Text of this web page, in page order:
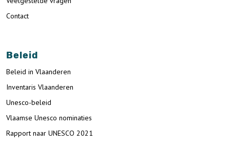
Contact
Beleid
Beleid in Vlaanderen
Inventaris Vlaanderen
Unesco-beleid
Vlaamse Unesco nominaties
Rapport naar UNESCO 2021